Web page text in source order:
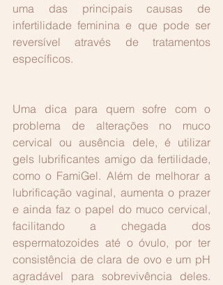
uma das principais causas de
infertilidade feminina e que pode ser
reversível através de tratamentos
específicos.
Uma dica para quem sofre com o
problema de alterações no muco
cervical ou ausência dele, é utilizar
gels lubrificantes amigo da fertilidade,
como o FamiGel. Além de melhorar a
lubrificação vaginal, aumenta o prazer
e ainda faz o papel do muco cervical,
facilitando a chegada dos
espermatozoides até o óvulo, por ter
consistência de clara de ovo e um pH
agradável para sobrevivência deles.